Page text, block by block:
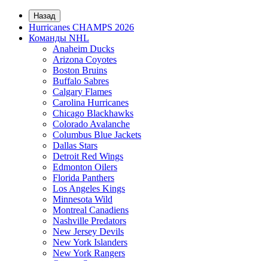
Назад
Hurricanes CHAMPS 2026
Команды NHL
Anaheim Ducks
Arizona Coyotes
Boston Bruins
Buffalo Sabres
Calgary Flames
Carolina Hurricanes
Chicago Blackhawks
Colorado Avalanche
Columbus Blue Jackets
Dallas Stars
Detroit Red Wings
Edmonton Oilers
Florida Panthers
Los Angeles Kings
Minnesota Wild
Montreal Canadiens
Nashville Predators
New Jersey Devils
New York Islanders
New York Rangers